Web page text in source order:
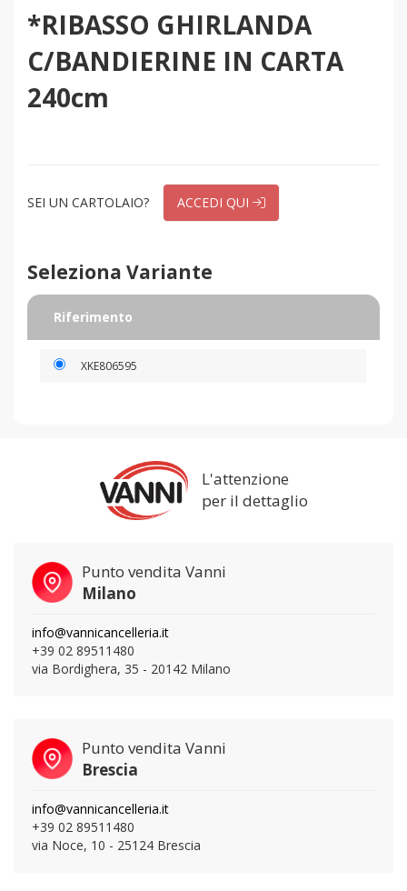
*RIBASSO GHIRLANDA
C/BANDIERINE IN CARTA
240cm
SEI UN CARTOLAIO? ACCEDI QUI
Seleziona Variante
Riferimento
XKE806595
L'attenzione
per il dettaglio
Punto vendita Vanni
Milano
info@vannicancelleria.it
+39 02 89511480
via Bordighera, 35 - 20142 Milano
Punto vendita Vanni
Brescia
info@vannicancelleria.it
+39 02 89511480
via Noce, 10 - 25124 Brescia